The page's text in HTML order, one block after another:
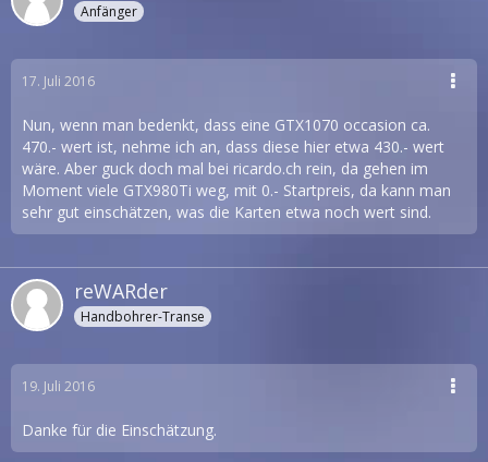
Anfänger
17. Juli 2016
Nun, wenn man bedenkt, dass eine GTX1070 occasion ca.
470.- wert ist, nehme ich an, dass diese hier etwa 430.- wert
wäre. Aber guck doch mal bei ricardo.ch rein, da gehen im
Moment viele GTX980Ti weg, mit 0.- Startpreis, da kann man
sehr gut einschätzen, was die Karten etwa noch wert sind.
reWARder
Handbohrer-Transe
19. Juli 2016
Danke für die Einschätzung.